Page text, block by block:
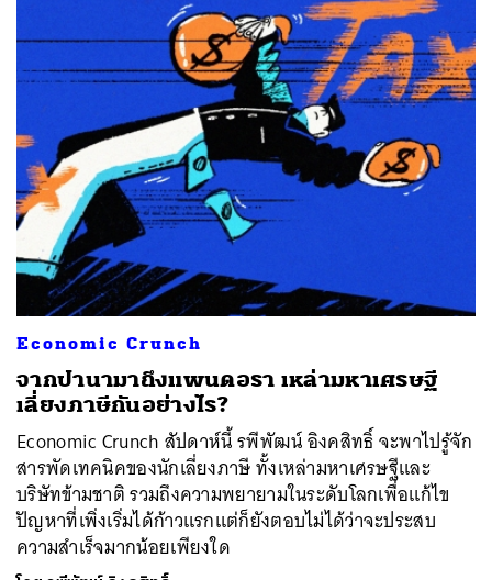
Economic Crunch
จากปานามาถึงแพนดอรา เหล่ามหาเศรษฐี
เลี่ยงภาษีกันอย่างไร?
Economic Crunch สัปดาห์นี้ รพีพัฒน์ อิงคสิทธิ์ จะพาไปรู้จัก
สารพัดเทคนิคของนักเลี่ยงภาษี ทั้งเหล่ามหาเศรษฐีและ
บริษัทข้ามชาติ รวมถึงความพยายามในระดับโลกเพื่อแก้ไข
ปัญหาที่เพิ่งเริ่มได้ก้าวแรกแต่ก็ยังตอบไม่ได้ว่าจะประสบ
ความสำเร็จมากน้อยเพียงใด
TWEET LINE EMAIL